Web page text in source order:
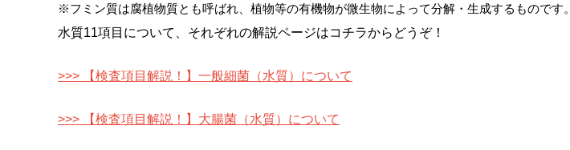
※フミン質は腐植物質とも呼ばれ、植物等の有機物が微生物によって分解・生成するものです。
水質11項目について、それぞれの解説ページはコチラからどうぞ！
>>> 【検査項目解説！】一般細菌（水質）について
>>> 【検査項目解説！】大腸菌（水質）について